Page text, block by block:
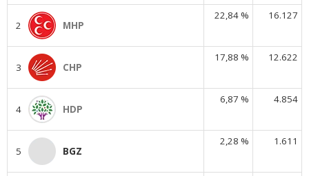
2 MHP
22,84 % 16.127
3 CHP
17,88 % 12.622
4 HDP
6,87 % 4.854
5 BGZ
2,28 % 1.611